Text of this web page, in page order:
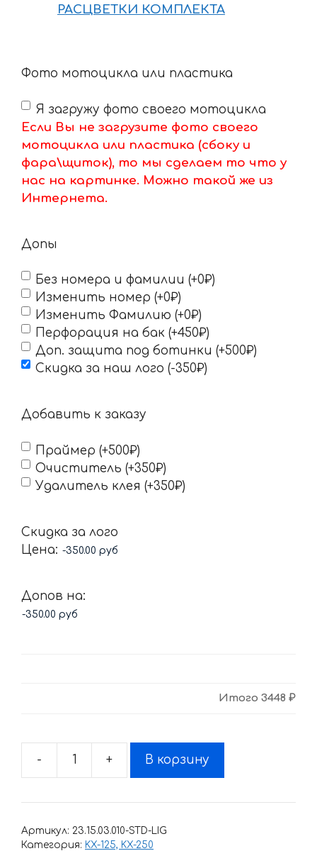
РАСЦВЕТКИ КОМПЛЕКТА
Фото мотоцикла или пластика
Я загружу фото своего мотоцикла
Если Вы не загрузите фото своего
мотоцикла или пластика (сбоку и
фара\щиток), то мы сделаем то что у
нас на картинке. Можно такой же из
Интернета.
Допы
Без номера и фамилии (+0₽)
Изменить номер (+0₽)
Изменить Фамилию (+0₽)
Перфорация на бак (+450₽)
Доп. защита под ботинки (+500₽)
Скидка за наш лого (-350₽)
Добавить к заказу
Праймер (+500₽)
Очиститель (+350₽)
Удалитель клея (+350₽)
Скидка за лого
Цена:
Допов на:
Итого 3448 ₽
-
Количество
Комплект
Kawasaki
+ В корзину
Артикул: 23.15.03.010-STD-LIG
Категория: KX-125, KX-250